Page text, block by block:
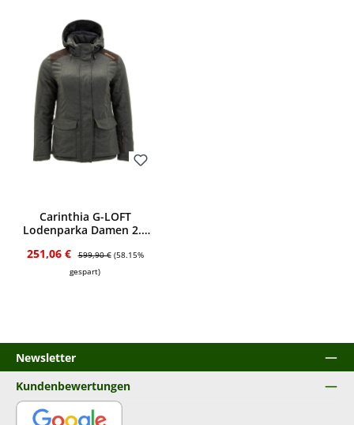
Carinthia G-LOFT
Lodenparka Damen 2.0
Verkaufspreis:
251,06 € Regulärer Preis:
599,90 € (58.15%
gespart)
Newsletter
Kundenbewertungen